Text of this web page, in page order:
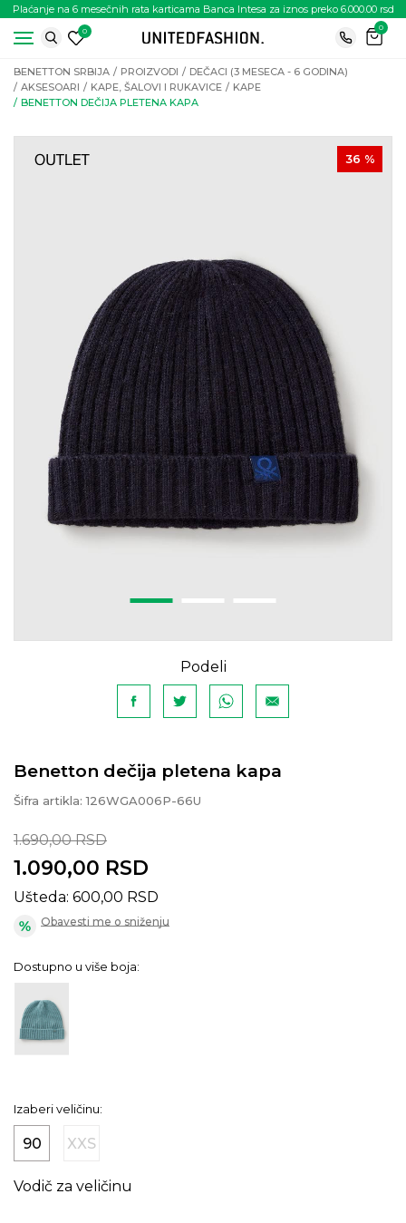
Plaćanje na 6 mesečnih rata karticama Banca Intesa za iznos preko 6.000.00 rsd
0
0
BENETTON SRBIJA PROIZVODI
DEČACI (3 MESECA - 6 GODINA)
AKSESOARI
KAPE, ŠALOVI I RUKAVICE
KAPE
BENETTON DEČIJA PLETENA KAPA
36 %
Podeli
Benetton dečija pletena kapa
Šifra artikla:126WGA006P-66U
1.690,00 RSD
1.090,00 RSD
Ušteda: 600,00 RSD
Obavesti me o sniženju
Dostupno u više boja:
Izaberi veličinu:
90 XXS
Vodič za veličinu